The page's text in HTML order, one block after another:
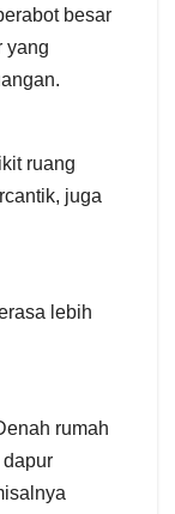
besar
yang
ruang
juga
lebih
rumah